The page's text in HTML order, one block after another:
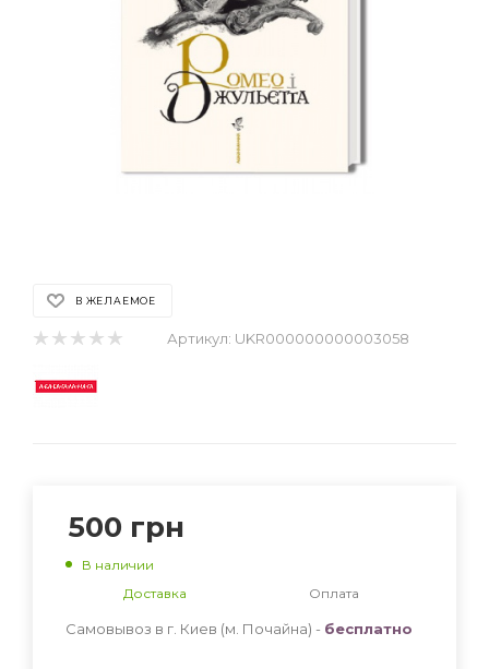
В ЖЕЛАЕМОЕ
Артикул: UKR000000000003058
500 грн
В наличии
Доставка
Оплата
Самовывоз в г. Киев (м. Почайна) - бесплатно